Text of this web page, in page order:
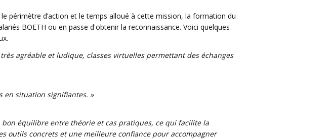
périmètre d’action et le temps alloué à cette mission, la formation du
BOETH ou en passe d'obtenir la reconnaissance. Voici quelques
agréable et ludique, classes virtuelles permettant des échanges
en situation signifiantes. »
équilibre entre théorie et cas pratiques, ce qui facilite la
outils concrets et une meilleure confiance pour accompagner